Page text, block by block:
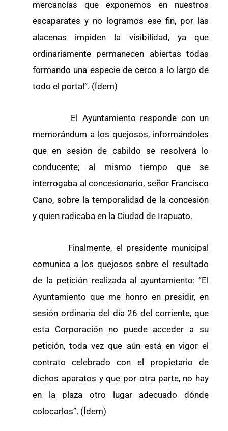
mercancías que exponemos en nuestros
escaparates y no logramos ese fin, por las
alacenas impiden la visibilidad, ya que
ordinariamente permanecen abiertas todas
formando una especie de cerco a lo largo de
todo el portal”. (Ídem)
El Ayuntamiento responde con un
memorándum a los quejosos, informándoles
que en sesión de cabildo se resolverá lo
conducente; al mismo tiempo que se
interrogaba al concesionario, señor Francisco
Cano, sobre la temporalidad de la concesión
y quien radicaba en la Ciudad de Irapuato.
Finalmente, el presidente municipal
comunica a los quejosos sobre el resultado
de la petición realizada al ayuntamiento: “El
Ayuntamiento que me honro en presidir, en
sesión ordinaria del día 26 del corriente, que
esta Corporación no puede acceder a su
petición, toda vez que aún está en vigor el
contrato celebrado con el propietario de
dichos aparatos y que por otra parte, no hay
en la plaza otro lugar adecuado dónde
colocarlos”. (Ídem)